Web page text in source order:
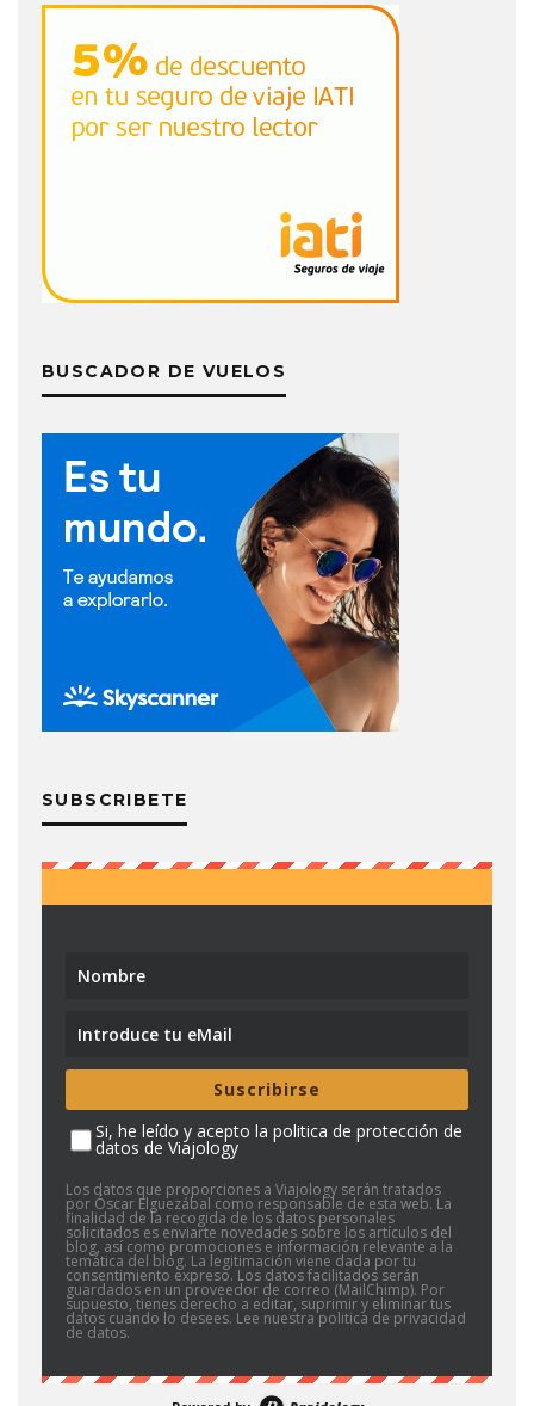
BUSCADOR DE VUELOS
SUBSCRIBETE
Suscribirse
Si, he leído y acepto la politica de protección de
datos de Viajology
Los datos que proporciones a Viajology serán tratados
por Óscar Elguezábal como responsable de esta web. La
finalidad de la recogida de los datos personales
solicitados es enviarte novedades sobre los artículos del
blog, así como promociones e información relevante a la
temática del blog. La legitimación viene dada por tu
consentimiento expreso. Los datos facilitados serán
guardados en un proveedor de correo (MailChimp). Por
supuesto, tienes derecho a editar, suprimir y eliminar tus
datos cuando lo desees. Lee nuestra politica de privacidad
de datos.